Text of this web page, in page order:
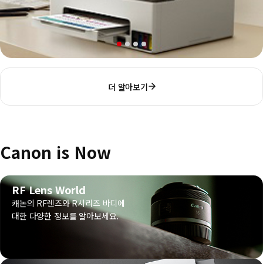
더 알아보기
Canon is Now
RF Lens World
캐논의 RF렌즈와 R시리즈 바디에
대한 다양한 정보를 알아보세요.